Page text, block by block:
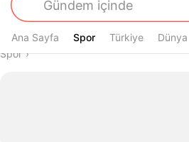
Ana Sayfa Spor
Spor Türkiye Dünya
Buradasın
Spor›